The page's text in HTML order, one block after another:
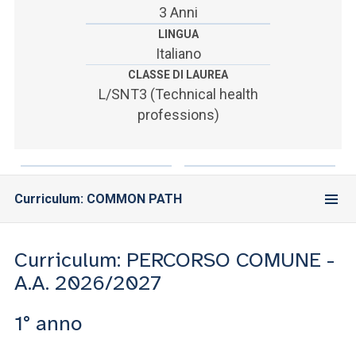
3 Anni
LINGUA
Italiano
CLASSE DI LAUREA
L/SNT3 (Technical health
professions)
Curriculum: COMMON PATH
Curriculum: PERCORSO COMUNE -
A.A. 2026/2027
1° anno